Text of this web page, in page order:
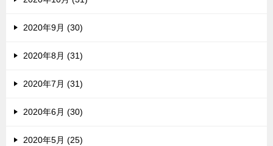
2020年9月 (30)
2020年8月 (31)
2020年7月 (31)
2020年6月 (30)
2020年5月 (25)